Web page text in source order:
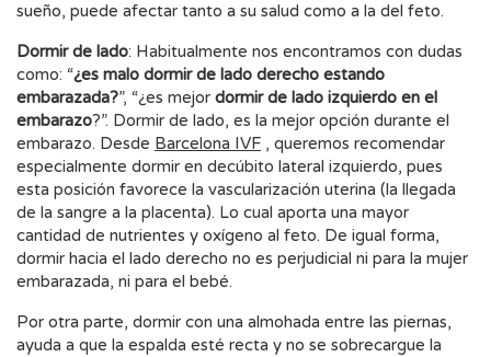
sueño, puede afectar tanto a su salud como a la del feto.
Dormir de lado: Habitualmente nos encontramos con dudas
como: “¿es malo dormir de lado derecho estando
embarazada?”, “¿es mejor dormir de lado izquierdo en el
embarazo?”. Dormir de lado, es la mejor opción durante el
embarazo. Desde Barcelona IVF , queremos recomendar
especialmente dormir en decúbito lateral izquierdo, pues
esta posición favorece la vascularización uterina (la llegada
de la sangre a la placenta). Lo cual aporta una mayor
cantidad de nutrientes y oxígeno al feto. De igual forma,
dormir hacia el lado derecho no es perjudicial ni para la mujer
embarazada, ni para el bebé.
Por otra parte, dormir con una almohada entre las piernas,
ayuda a que la espalda esté recta y no se sobrecargue la